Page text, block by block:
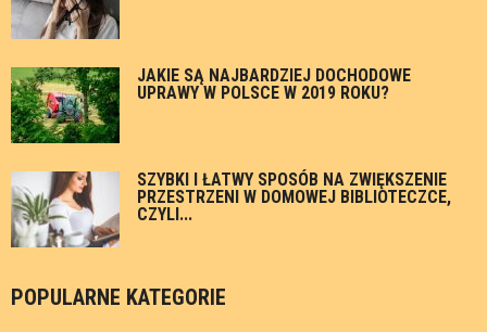
JAKIE SĄ NAJBARDZIEJ DOCHODOWE
UPRAWY W POLSCE W 2019 ROKU?
SZYBKI I ŁATWY SPOSÓB NA ZWIĘKSZENIE
PRZESTRZENI W DOMOWEJ BIBLIOTECZCE,
CZYLI...
POPULARNE KATEGORIE